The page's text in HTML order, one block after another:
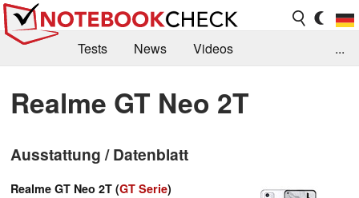
Tests News
Videos
Kaufberatung
Deals Suche
Jobs
Forum
...
Realme GT Neo 2T
Ausstattung / Datenblatt
Realme GT Neo 2T (GT Serie)